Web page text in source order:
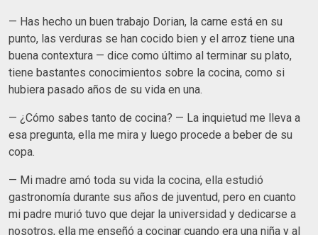
— Has hecho un buen trabajo Dorian, la carne está en su
punto, las verduras se han cocido bien y el arroz tiene una
buena contextura — dice como último al terminar su plato,
tiene bastantes conocimientos sobre la cocina, como si
hubiera pasado años de su vida en una.
— ¿Cómo sabes tanto de cocina? — La inquietud me lleva a
esa pregunta, ella me mira y luego procede a beber de su
copa.
— Mi madre amó toda su vida la cocina, ella estudió
gastronomía durante sus años de juventud, pero en cuanto
mi padre murió tuvo que dejar la universidad y dedicarse a
nosotros, ella me enseñó a cocinar cuando era una niña y al